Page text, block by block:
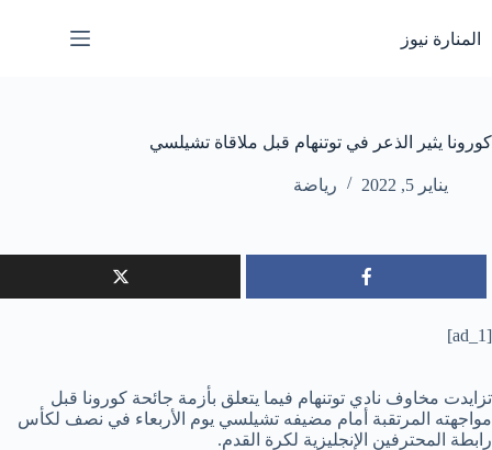
إلى
المحتوى
المنارة نيوز
كورونا يثير الذعر في توتنهام قبل ملاقاة تشيلسي
يناير 5, 2022 رياضة
[ad_1]
تزايدت مخاوف نادي توتنهام فيما يتعلق بأزمة جائحة كورونا قبل
مواجهته المرتقبة أمام مضيفه تشيلسي يوم الأربعاء في نصف لكأس
رابطة المحترفين الإنجليزية لكرة القدم.